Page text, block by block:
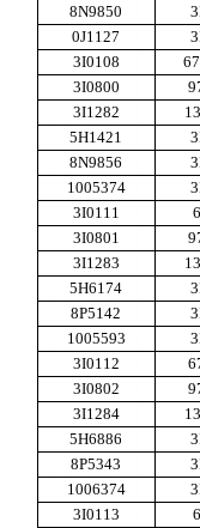
8N9850
0J1127
3I0108
3I0800
3I1282
5H1421
8N9856
1005374
3I0111
3I0801
3I1283
5H6174
8P5142
1005593
3I0112
3I0802
3I1284
5H6886
8P5343
1006374
3I0113